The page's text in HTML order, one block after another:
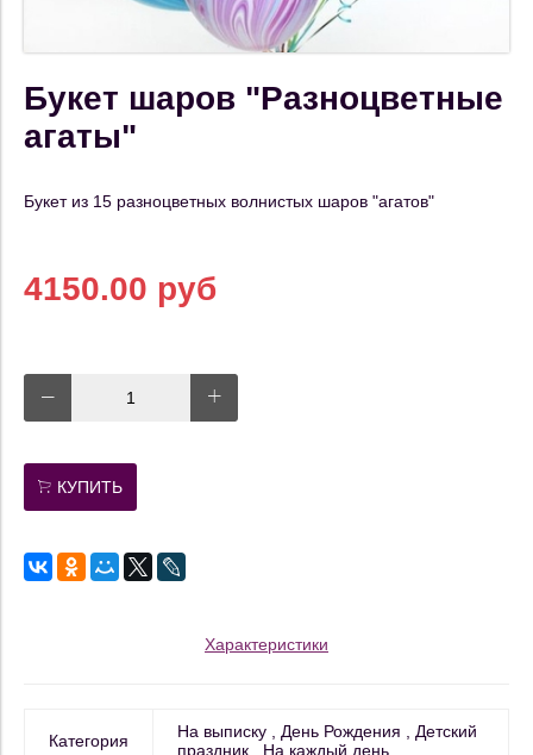
Букет шаров "Разноцветные
агаты"
Букет из 15 разноцветных волнистых шаров "агатов"
4150.00 руб
КУПИТЬ
Характеристики
Категория На выписку День Рождения
Детский
праздник
На каждый день